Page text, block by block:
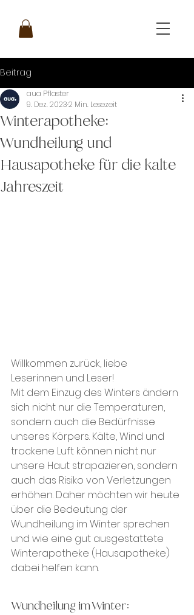
Beitrag
Winterapotheke:
Wundheilung und
Hausapotheke für die kalte
Jahreszeit
aua Pflaster
9. Dez. 20232 Min. Lesezeit
Willkommen zurück, liebe
Leserinnen und Leser!
Mit dem Einzug des Winters ändern
sich nicht nur die Temperaturen,
sondern auch die Bedürfnisse
unseres Körpers. Kälte, Wind und
trockene Luft können nicht nur
unsere Haut strapazieren, sondern
auch das Risiko von Verletzungen
erhöhen. Daher möchten wir heute
über die Bedeutung der
Wundheilung im Winter sprechen
und wie eine gut ausgestattete
Winterapotheke (Hausapotheke)
dabei helfen kann.
Wundheilung im Winter: